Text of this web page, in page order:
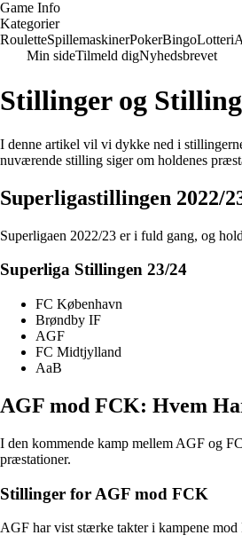
Game Info
Kategorier
RouletteSpillemaskinerPokerBingoLotteri
Min sideTilmeld digNyhedsbrevet
Stillinger og
I denne artikel vil vi dykke ned i
nuværende stilling siger om holdenes
Superligastillingen 2022/
Superligaen 2022/23 er i fuld gang, og
Superliga Stillingen 23/24
FC København
Brøndby IF
AGF
FC Midtjylland
AaB
AGF mod FCK: Hvem
I den kommende kamp mellem AGF og
præstationer.
Stillinger for AGF mod FCK
AGF har vist stærke takter i kampene mod